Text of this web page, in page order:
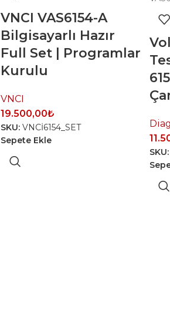
VNCI VAS6154-A
Bilgisayarlı Hazır
Full Set | Programlar
Kurulu
VNCI
19.500,00₺
SKU: VNCİ6154_SET
Sepete Ekle
SKU: